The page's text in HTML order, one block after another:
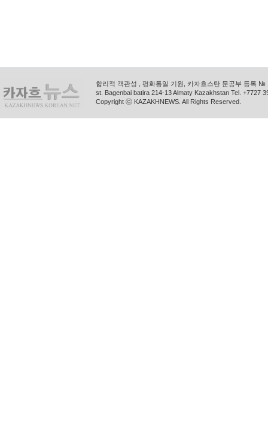
합리적 객관성 , 평화통일 기원, 카자흐스탄 문공부 등록
st. Bagenbai batira 214-13 Almaty Kazakhstan Tel. +7727
Copyright ⓒ KAZAKHNEWS. All Rights Reserved.